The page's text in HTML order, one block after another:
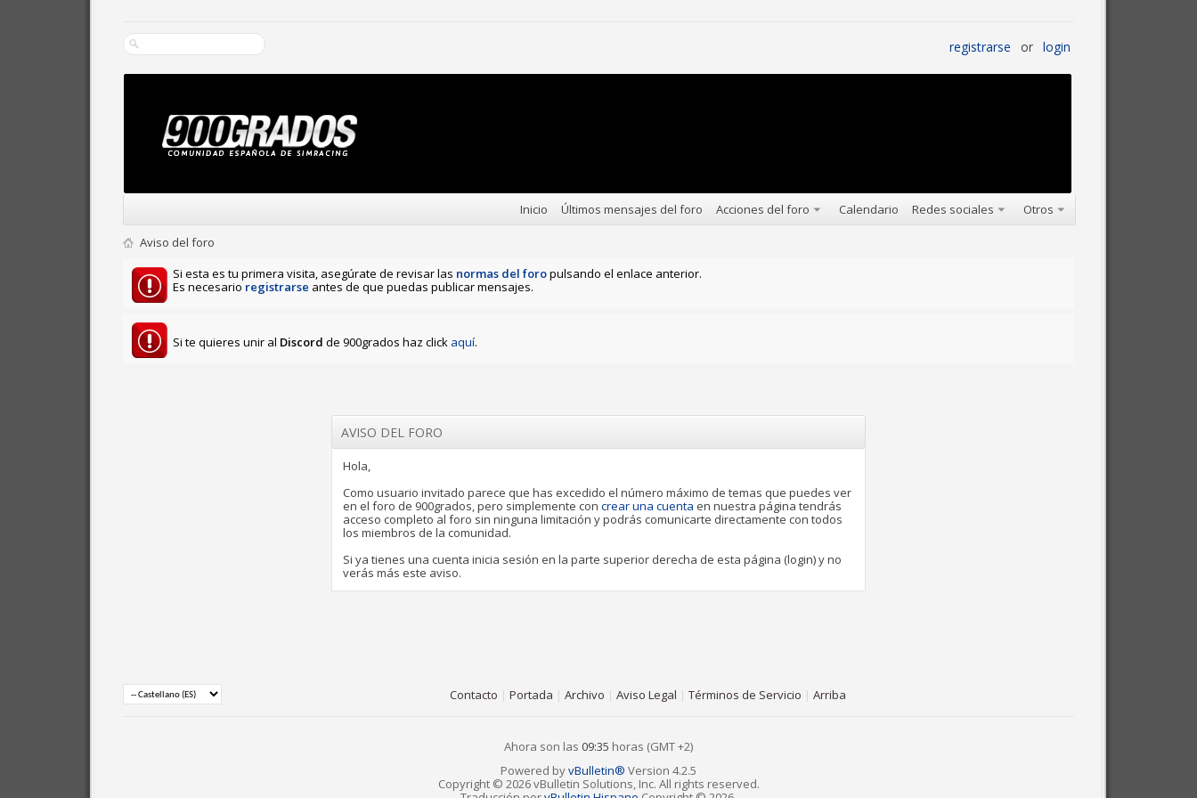
registrarse or login
Inicio Últimos mensajes del foro Acciones del foro Calendario Redes sociales Otros
Aviso del foro
Si esta es tu primera visita, asegúrate de revisar las normas del foropulsando el enlace anterior.
Es necesario registrarse antes de que puedas publicar mensajes.
Si te quieres unir al Discord de 900grados haz click aquí.
AVISO DEL FORO
Hola,
Como usuario invitado parece que has excedido el número máximo de temas que puedes ver
en el foro de 900grados, pero simplemente con crear una cuenta en nuestra página tendrás
acceso completo al foro sin ninguna limitación y podrás comunicarte directamente con todos
los miembros de la comunidad.
Si ya tienes una cuenta inicia sesión en la parte superior derecha de esta página (login) y no
verás más este aviso.
Contacto | Portada | Archivo | Aviso Legal | Términos de Servicio | Arriba
Ahora son las 09:35 horas (GMT +2)
Powered byvBulletin® Version 4.2.5
Copyright © 2026 vBulletin Solutions, Inc. All rights reserved.